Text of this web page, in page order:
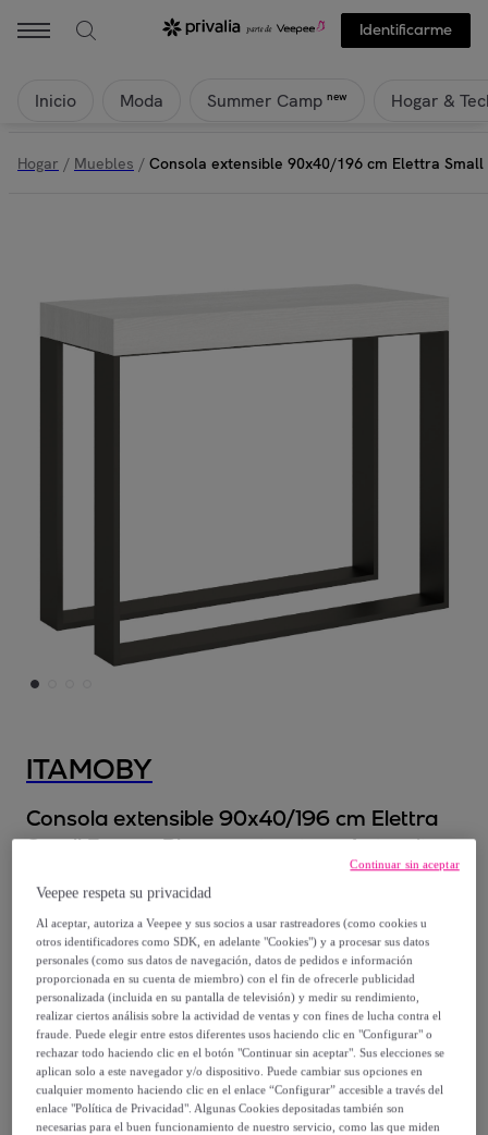
Identificarme
Inicio Moda Summer Camp new Hogar &
Hogar / Muebles / Consola extensible 90x40/196 cm Elettra
ITAMOBY
Consola extensible 90x40/196 cm Elettra
Small Fresno Blanco estructura Antracita
Consola extensible 90x40/196 cm
Elettra Small Fresno Blanco estructura
Antracita
734,00 €
1398,00 €
-47%
Vendido porITAMOBY – your furniture business partner
Veepee respeta su privacidad
Al aceptar, autoriza a Veepee y sus socios a usar rastreadores (como cookies u
otros identificadores como SDK, en adelante "Cookies") y a procesar sus datos
personales (como sus datos de navegación, datos de pedidos e información
proporcionada en su cuenta de miembro) con el fin de ofrecerle publicidad
personalizada (incluida en su pantalla de televisión) y medir su rendimiento,
realizar ciertos análisis sobre la actividad de ventas y con fines de lucha contra el
fraude. Puede elegir entre estos diferentes usos haciendo clic en "Configurar" o
rechazar todo haciendo clic en el botón "Continuar sin aceptar". Sus elecciones se
aplican solo a este navegador y/o dispositivo. Puede cambiar sus opciones en
cualquier momento haciendo clic en el enlace “Configurar” accesible a través del
enlace "Política de Privacidad". Algunas Cookies depositadas también son
necesarias para el buen funcionamiento de nuestro servicio, como las que miden
Continuar sin aceptar